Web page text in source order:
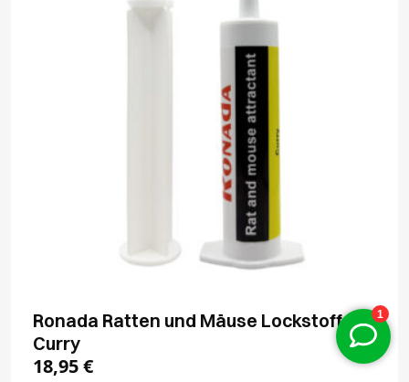
Ronada Ratten und Mäuse Lockstoff
Curry
18,95€